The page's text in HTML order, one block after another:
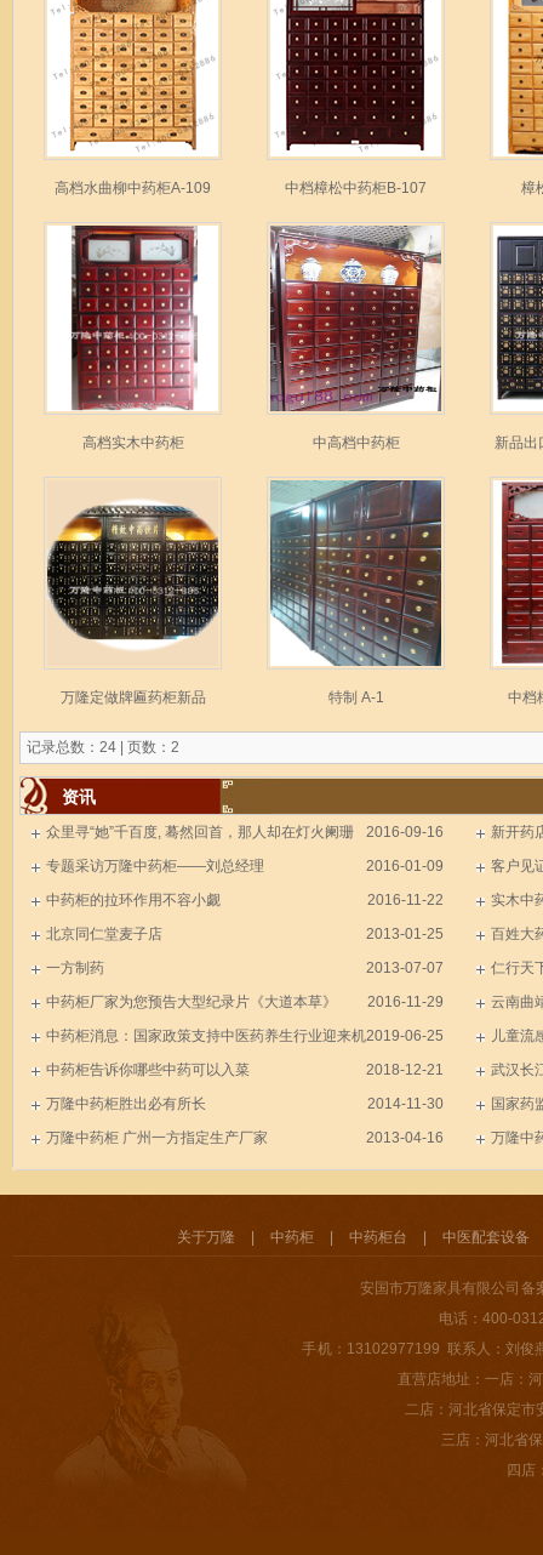
高档水曲柳中药柜A-109 中档樟松中药柜B-107 樟
高档实木中药柜 中高档中药柜 新品出
万隆定做牌匾药柜新品 特制 A-1 中档
记录总数：24 | 页数：2
资讯
2016-09-16
众里寻“她”千百度, 蓦然回首，那人却在灯火阑珊
处
新开药
2016-01-09
专题采访万隆中药柜——刘总经理
客户见
2016-11-22
中药柜的拉环作用不容小觑
实木中
2013-01-25
北京同仁堂麦子店
百姓大
2013-07-07
一方制药
仁行天
2016-11-29
中药柜厂家为您预告大型纪录片《大道本草》
云南曲
2019-06-25
中药柜消息：国家政策支持中医药养生行业迎来机
遇
儿童流
2018-12-21
中药柜告诉你哪些中药可以入菜
武汉长
2014-11-30
万隆中药柜胜出必有所长
国家药
产！
2013-04-16
万隆中药柜 广州一方指定生产厂家 万隆中
关于万隆 中药柜 中药柜台 中医配套设备
安国市万隆家具有限公司 备
电话：400-
手 机：13102977199 联系人：刘
直营店地址：一店：
二店：河北省保定市
三店：河北省
四店